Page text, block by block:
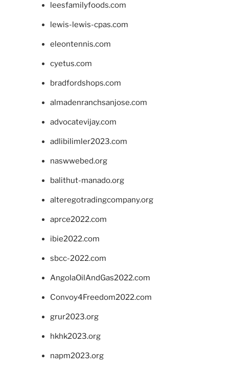
leesfamilyfoods.com
lewis-lewis-cpas.com
eleontennis.com
cyetus.com
bradfordshops.com
almadenranchsanjose.com
advocatevijay.com
adlibilimler2023.com
naswwebed.org
balithut-manado.org
alteregotradingcompany.org
aprce2022.com
ibie2022.com
sbcc-2022.com
AngolaOilAndGas2022.com
Convoy4Freedom2022.com
grur2023.org
hkhk2023.org
napm2023.org